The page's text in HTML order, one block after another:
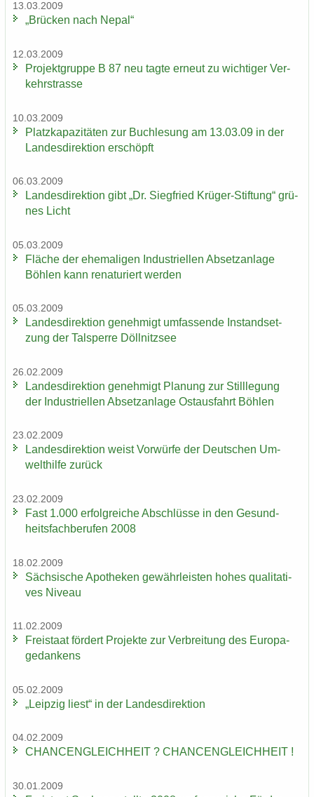
13.03.2009
„Brü­cken nach Nepal“
12.03.2009
Pro­jekt­grup­pe B 87 neu tagte er­neut zu wich­ti­ger Ver­
kehrs­tras­se
10.03.2009
Platz­ka­pa­zi­tä­ten zur Buch­le­sung am 13.03.09 in der
Lan­des­di­rek­ti­on er­schöpft
06.03.2009
Lan­des­di­rek­ti­on gibt „Dr. Sieg­fried Krüger-​Stiftung“ grü­
nes Licht
05.03.2009
Flä­che der ehe­ma­li­gen In­dus­tri­el­len Ab­setz­an­la­ge
Böh­len kann re­na­tu­riert wer­den
05.03.2009
Lan­des­di­rek­ti­on ge­neh­migt um­fas­sen­de In­stand­set­
zung der Tal­sper­re Döll­nitz­see
26.02.2009
Lan­des­di­rek­ti­on ge­neh­migt Pla­nung zur Still­le­gung
der In­dus­tri­el­len Ab­setz­an­la­ge Ost­aus­fahrt Böh­len
23.02.2009
Lan­des­di­rek­ti­on weist Vor­wür­fe der Deut­schen Um­
welt­hil­fe zu­rück
23.02.2009
Fast 1.000 er­folg­rei­che Ab­schlüs­se in den Ge­sund­
heits­fach­be­ru­fen 2008
18.02.2009
Säch­si­sche Apo­the­ken ge­währ­leis­ten hohes qua­li­ta­ti­
ves Ni­veau
11.02.2009
Frei­staat för­dert Pro­jek­te zur Ver­brei­tung des Eu­ro­pa­
ge­dan­kens
05.02.2009
„Leip­zig liest“ in der Lan­des­di­rek­ti­on
04.02.2009
CHAN­CEN­GLEICH­HEIT ? CHAN­CEN­GLEICH­HEIT !
30.01.2009